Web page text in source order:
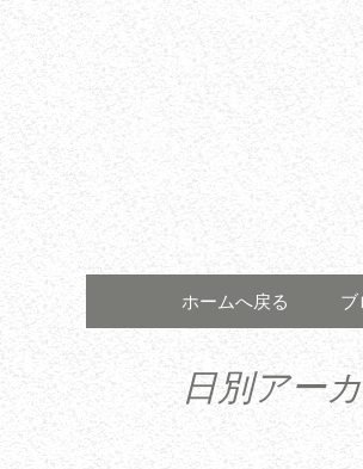
コンテンツへ移動
ホームへ戻る
日別アー